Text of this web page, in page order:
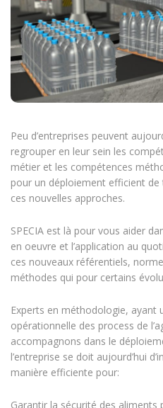
Peu d’entreprises peuvent
regrouper en leur sein les
métier et les compétences
pour un déploiement efficient de
ces nouvelles approches.
SPECIA est là pour vous aider
en oeuvre et l’application au
ces nouveaux référentiels,
méthodes qui pour certains
Experts en méthodologie, ayant
opérationnelle des process de
accompagnons dans le
l’entreprise se doit aujourd’hui
manière efficiente pour:
Garantir la sécurité des